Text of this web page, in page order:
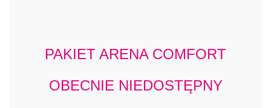
PAKIET ARENA COMFORT
OBECNIE NIEDOSTĘPNY